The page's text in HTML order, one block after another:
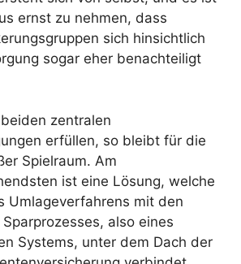
ernst zu nehmen, dass
sich hinsichtlich
sogar eher benachteiligt
zentralen
erfüllen, so bleibt für die
Spielraum. Am
ist eine Lösung, welche
Umlageverfahrens mit den
also eines
Systems, unter dem Dach der